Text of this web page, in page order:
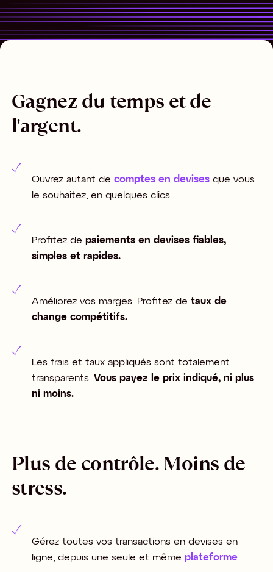
Gagnez du temps et de
l'argent.
Ouvrez autant de comptes en devises que vous
le souhaitez, en quelques clics.
Profitez depaiements en devises fiables,
simples et rapides.
Améliorez vos marges. Profitez detaux de
change compétitifs.
Les frais et taux appliqués sont totalement
transparents.Vous payez le prix indiqué, ni plus
ni moins.
Plus de contrôle. Moins de
stress.
Gérez toutes vos transactions en devises en
ligne, depuis une seule et mêmeplateforme.